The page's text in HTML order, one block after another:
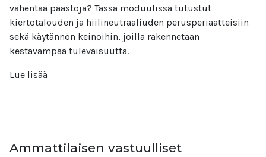
vähentää päästöjä? Tässä moduulissa tutustut
kiertotalouden ja hiilineutraaliuden perusperiaatteisiin
sekä käytännön keinoihin, joilla rakennetaan
kestävämpää tulevaisuutta.
Lue lisää
Ammattilaisen vastuulliset